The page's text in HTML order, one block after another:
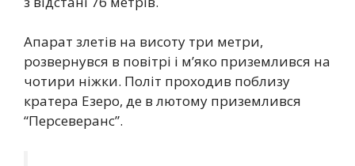
Апарат злетів на висоту три метри,
розвернувся в повітрі і м’яко приземлився на
чотири ніжки. Політ проходив поблизу
кратера Езеро, де в лютому приземлився
“Персеверанс”.